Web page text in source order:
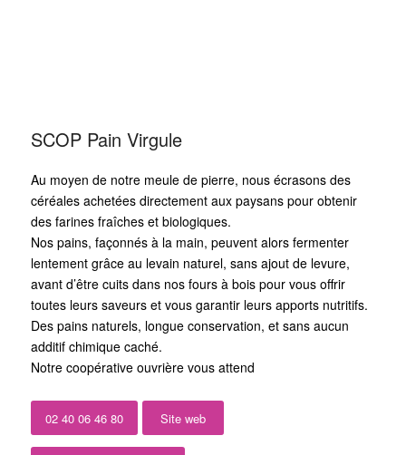
SCOP Pain Virgule
Au moyen de notre meule de pierre, nous écrasons des
céréales achetées directement aux paysans pour obtenir
des farines fraîches et biologiques.
Nos pains, façonnés à la main, peuvent alors fermenter
lentement grâce au levain naturel, sans ajout de levure,
avant d’être cuits dans nos fours à bois pour vous offrir
toutes leurs saveurs et vous garantir leurs apports nutritifs.
Des pains naturels, longue conservation, et sans aucun
additif chimique caché.
Notre coopérative ouvrière vous attend
02 40 06 46 80 Site web